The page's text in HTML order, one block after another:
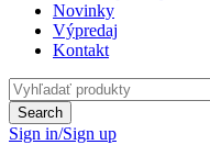
Novinky
Výpredaj
Kontakt
Sign in/Sign up